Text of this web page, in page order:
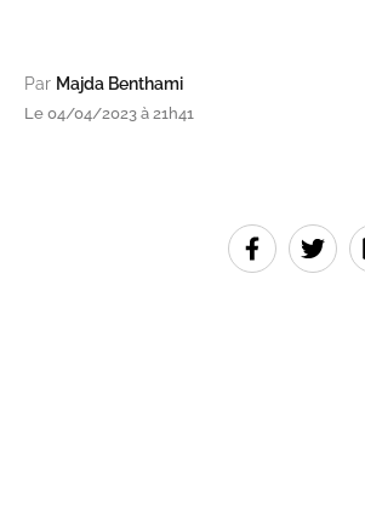
Par Majda Benthami
Le 04/04/2023 à 21h41